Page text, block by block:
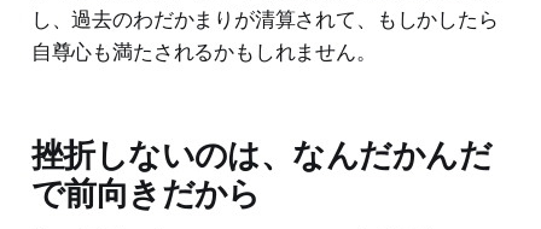
し、過去のわだかまりが清算されて、もしかしたら
自尊心も満たされるかもしれません。
挫折しないのは、なんだかんだ
で前向きだから